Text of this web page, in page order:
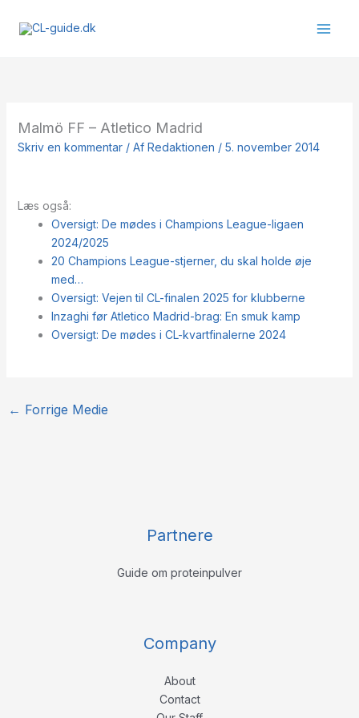
Malmö FF – Atletico Madrid
Skriv en kommentar / Af Redaktionen / 5. november 2014
Læs også:
Oversigt: De mødes i Champions League-ligaen
2024/2025
20 Champions League-stjerner, du skal holde øje
med…
Oversigt: Vejen til CL-finalen 2025 for klubberne
Inzaghi før Atletico Madrid-brag: En smuk kamp
Oversigt: De mødes i CL-kvartfinalerne 2024
← Forrige Medie
Partnere
Guide om proteinpulver
Company
About
Contact